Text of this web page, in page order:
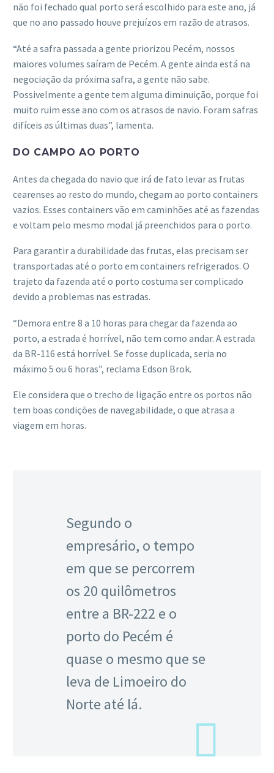
não foi fechado qual porto será escolhido para este ano, já
que no ano passado houve prejuízos em razão de atrasos.
“Até a safra passada a gente priorizou Pecém, nossos
maiores volumes saíram de Pecém. A gente ainda está na
negociação da próxima safra, a gente não sabe.
Possivelmente a gente tem alguma diminuição, porque foi
muito ruim esse ano com os atrasos de navio. Foram safras
difíceis as últimas duas”, lamenta.
DO CAMPO AO PORTO
Antes da chegada do navio que irá de fato levar as frutas
cearenses ao resto do mundo, chegam ao porto containers
vazios. Esses containers vão em caminhões até as fazendas
e voltam pelo mesmo modal já preenchidos para o porto.
Para garantir a durabilidade das frutas, elas precisam ser
transportadas até o porto em containers refrigerados. O
trajeto da fazenda até o porto costuma ser complicado
devido a problemas nas estradas.
“Demora entre 8 a 10 horas para chegar da fazenda ao
porto, a estrada é horrível, não tem como andar. A estrada
da BR-116 está horrível. Se fosse duplicada, seria no
máximo 5 ou 6 horas”, reclama Edson Brok.
Ele considera que o trecho de ligação entre os portos não
tem boas condições de navegabilidade, o que atrasa a
viagem em horas.
Segundo o
empresário, o tempo
em que se percorrem
os 20 quilômetros
entre a BR-222 e o
porto do Pecém é
quase o mesmo que se
leva de Limoeiro do
Norte até lá.